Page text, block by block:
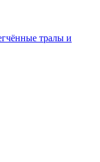
тралы и